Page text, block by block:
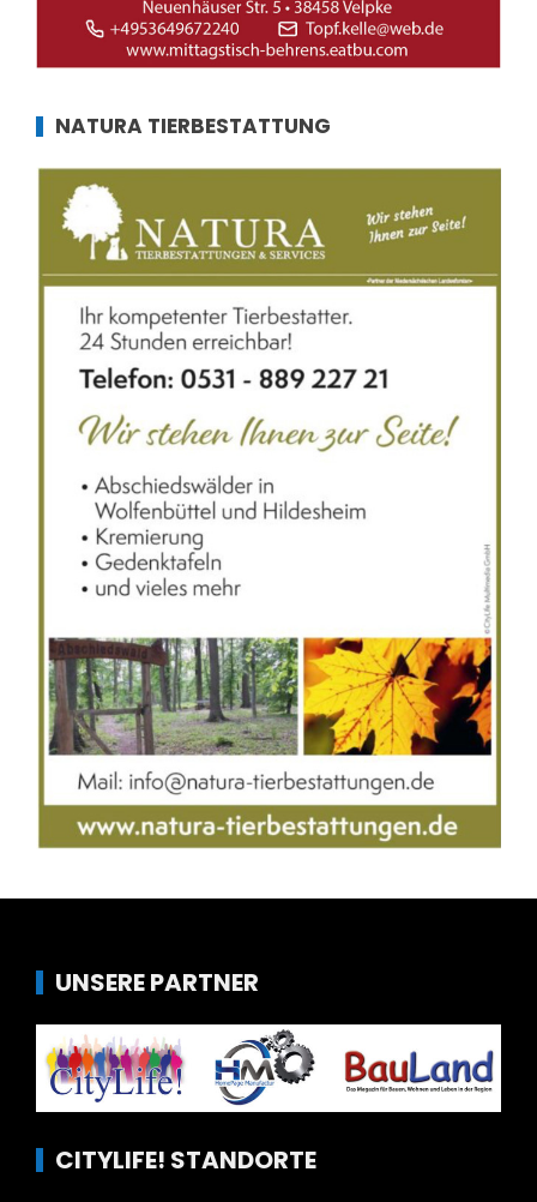
NATURA TIERBESTATTUNG
UNSERE PARTNER
CITYLIFE! STANDORTE